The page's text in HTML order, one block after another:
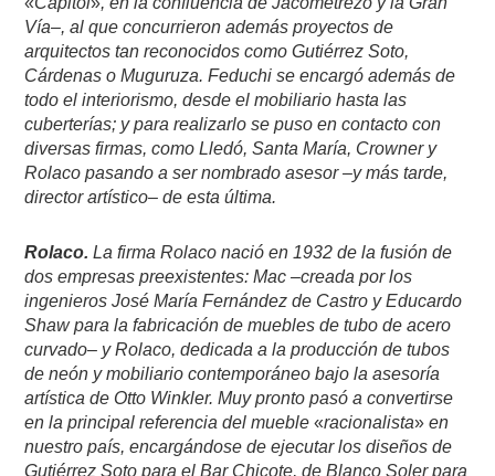
Vía–, al que concurrieron además proyectos de
arquitectos tan reconocidos como Gutiérrez Soto,
Cárdenas o Muguruza. Feduchi se encargó además de
todo el interiorismo, desde el mobiliario hasta las
cuberterías; y para realizarlo se puso en contacto con
diversas firmas, como Lledó, Santa María, Crowner y
Rolaco pasando a ser nombrado asesor –y más tarde,
director artístico– de esta última.
Rolaco. La firma Rolaco nació en 1932 de la fusión de
dos empresas preexistentes: Mac –creada por los
ingenieros José María Fernández de Castro y Educardo
Shaw para la fabricación de muebles de tubo de acero
curvado– y Rolaco, dedicada a la producción de tubos
de neón y mobiliario contemporáneo bajo la asesoría
artística de Otto Winkler. Muy pronto pasó a convertirse
en la principal referencia del mueble«racionalista» en
nuestro país, encargándose de ejecutar los diseños de
Gutiérrez Soto para el Bar Chicote, de Blanco Soler para